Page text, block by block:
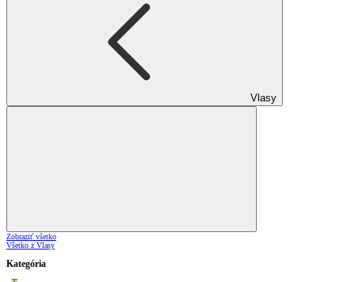
Vlasy
Zobraziť všetko
Všetko z Vlasy
Kategória